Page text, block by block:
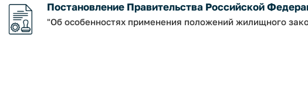
Постановление Правительства Российской
"Об особенностях применения положений жилищного